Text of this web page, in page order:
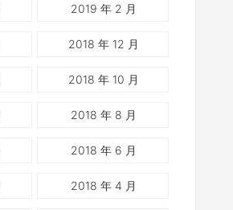
2019 年 2 月
2018 年 12 月
2018 年 10 月
2018 年 8 月
2018 年 6 月
2018 年 4 月